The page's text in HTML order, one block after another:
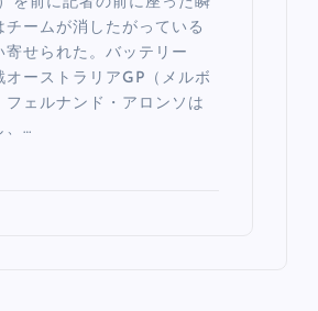
チームが消したがっている
寄せられた。バッテリー
オーストラリアGP（メルボ
フェルナンド・アロンソは
、…